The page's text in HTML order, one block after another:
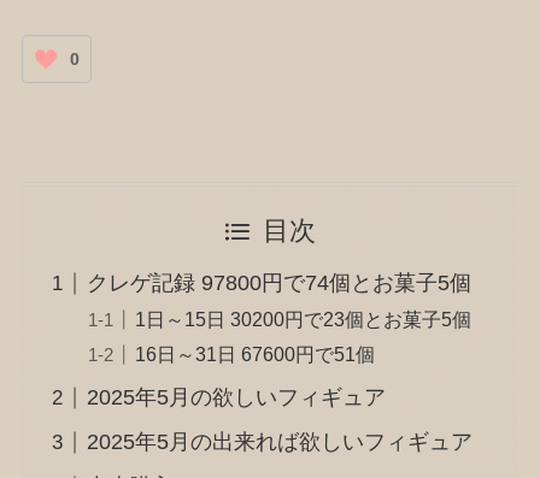
0
目次
クレゲ記録 97800円で74個とお菓子5個
1日～15日 30200円で23個とお菓子5個
16日～31日 67600円で51個
2025年5月の欲しいフィギュア
2025年5月の出来れば欲しいフィギュア